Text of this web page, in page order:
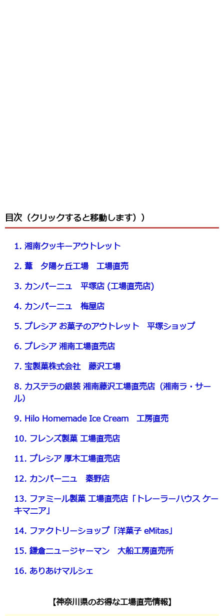
目次（クリックすると移動します））
1. 湘南クッキーアウトレット
2. 葦 夕陽ヶ丘工場 工場直売
3. カンパーニュ 平塚店 (工場直売店)
4. カンパーニュ 梅屋店
5. プレシア お菓子のアウトレット 平塚ショップ
6. プレシア 湘南工場直売店
7. 宝製菓株式会社 藤沢工場
8. カステラの銀装 湘南藤沢工場直売店（湘南ラ・サー
ル）
9. Hilo Homemade Ice Cream 工房直売
10. フレンズ製菓 工場直売店
11. プレシア 厚木工場直売店
12. カンパーニュ 秦野店
13. ファミール製菓 工場直売店「トレーラーハウス ケー
キマニア」
14. ファクトリーショップ「洋菓子 eMitas」
15. 鎌倉ニュージャーマン 大船工房直売所
16. ありあけマルシェ
【神奈川県のお得な工場直売情報】